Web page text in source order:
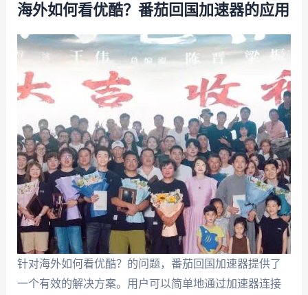
海外如何看优酷？番茄回国加速器的应用
针对海外如何看优酷？的问题，番茄回国加速器提供了
一个有效的解决方案。用户可以简单地通过加速器连接